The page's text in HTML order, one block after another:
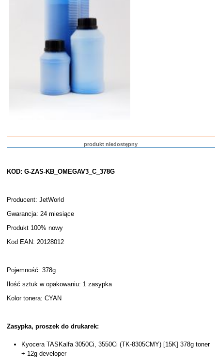
produkt niedostępny
KOD: G-ZAS-KB_OMEGAV3_C_378G
Producent: JetWorld
Gwarancja: 24 miesiące
Produkt 100% nowy
Kod EAN: 20128012
Pojemność: 378g
Ilość sztuk w opakowaniu: 1 zasypka
Kolor tonera: CYAN
Zasypka, proszek do drukarek:
Kyocera TASKalfa 3050Ci, 3550Ci (TK-8305CMY) [15K] 378g toner
+ 12g developer